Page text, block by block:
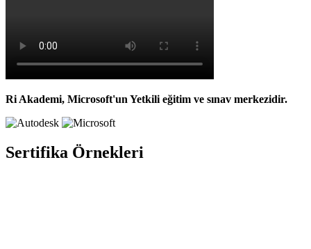
Ri Akademi, Microsoft'un Yetkili eğitim ve sınav merkezidir.
Sertifika Örnekleri